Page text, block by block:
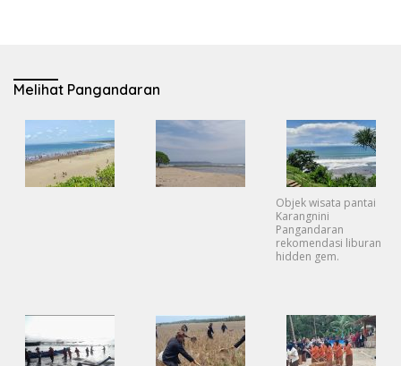
Melihat Pangandaran
Objek wisata pantai
Karangnini
Pangandaran
rekomendasi liburan
hidden gem.